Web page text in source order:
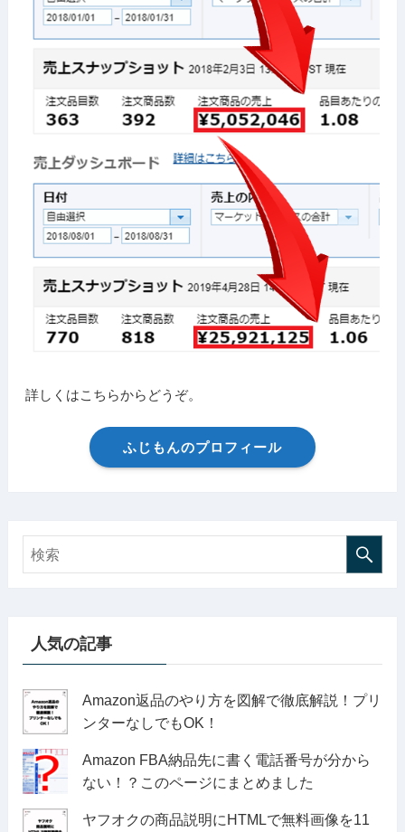
詳しくはこちらからどうぞ。
ふじもんのプロフィール
人気の記事
Amazon返品のやり方を図解で徹底解説！プリ
ンターなしでもOK！
Amazon FBA納品先に書く電話番号が分から
ない！？このページにまとめました
ヤフオクの商品説明にHTMLで無料画像を11